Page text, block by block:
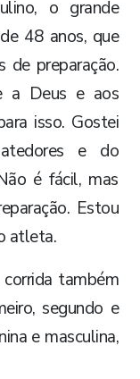
o grande
48 anos, que
de preparação.
a Deus e aos
isso. Gostei
e do
é fácil, mas
Estou
atleta.
também
segundo e
e masculina,